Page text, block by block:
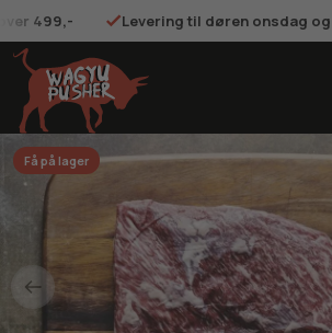
499,- Levering til døren onsdag
Få på lager